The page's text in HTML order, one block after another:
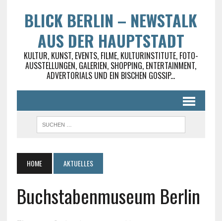
BLICK BERLIN – NEWSTALK
AUS DER HAUPTSTADT
KULTUR, KUNST, EVENTS, FILME, KULTURINSTITUTE, FOTO-
AUSSTELLUNGEN, GALERIEN, SHOPPING, ENTERTAINMENT,
ADVERTORIALS UND EIN BISCHEN GOSSIP...
HOME AKTUELLES
Buchstabenmuseum Berlin